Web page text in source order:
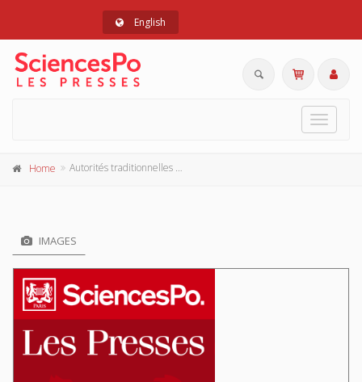
English
Toggle
Home Autorités traditionnelles et pouvoirs européens en Afrique noire
IMAGES